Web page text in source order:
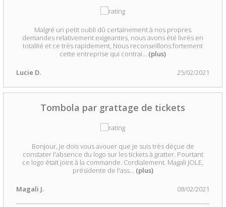
Malgré un petit oubli dû certainement à nos propres
demandes relativement exigeantes, nous avons été livrés en
totalité et ce très rapidement, Nous reconseillons fortement
cette entreprise qui contrai... (plus)
Lucie D. 25/02/2021
Tombola par grattage de tickets
Bonjour, Je dois vous avouer que je suis très déçue de
constater l'absence du logo sur les tickets à gratter. Pourtant
ce logo était joint à la commande. Cordialement. Magali JOLE,
présidente de l'ass... (plus)
Magali J. 08/02/2021